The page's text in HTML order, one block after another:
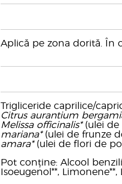
Aplică pe zona dorită. În
Trigliceride caprilice/
Citrus aurantium
Melissa officinalis*(ulei de
mariana*(ulei de frunze
amara*(ulei de flori de
Pot conține: Alcool
Isoeugenol**, Limonene**,